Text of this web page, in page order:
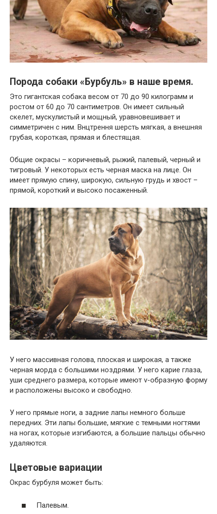
Порода собаки «Бурбуль» в наше время.
Это гигантская собака весом от 70 до 90 килограмм и
ростом от 60 до 70 сантиметров. Он имеет сильный
скелет, мускулистый и мощный, уравновешивает и
симметричен с ним. Внцтрення шерсть мягкая, а внешняя
грубая, короткая, прямая и блестящая.
Общие окрасы – коричневый, рыжий, палевый, черный и
тигровый. У некоторых есть черная маска на лице. Он
имеет прямую спину, широкую, сильную грудь и хвост –
прямой, короткий и высоко посаженный.
У него массивная голова, плоская и широкая, а также
черная морда с большими ноздрями. У него карие глаза,
уши среднего размера, которые имеют v-образную форму
и расположены высоко и свободно.
У него прямые ноги, а задние лапы немного больше
передних. Эти лапы большие, мягкие с темными ногтями
на ногах, которые изгибаются, а большие пальцы обычно
удаляются.
Цветовые вариации
Окрас бурбуля может быть:
Палевым.